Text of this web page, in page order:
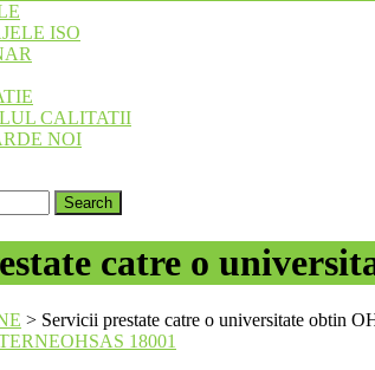
ISO
CALITATII
NOI
catre o
> Servicii prestate catre o universitate obtin
OHSAS 18001